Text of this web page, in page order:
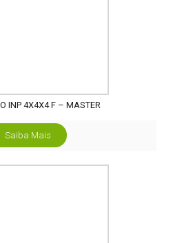
INP 4X4X4 F – MASTER
Saiba Mais